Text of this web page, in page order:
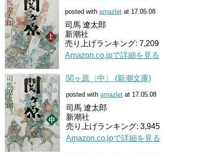
posted with amazlet at 17.05.08
司馬 遼太郎
新潮社
売り上げランキング: 7,209
Amazon.co.jpで詳細を見る
関ヶ原〈中〉 (新潮文庫)
posted with amazlet at 17.05.08
司馬 遼太郎
新潮社
売り上げランキング: 3,945
Amazon.co.jpで詳細を見る